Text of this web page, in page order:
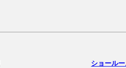
ショール